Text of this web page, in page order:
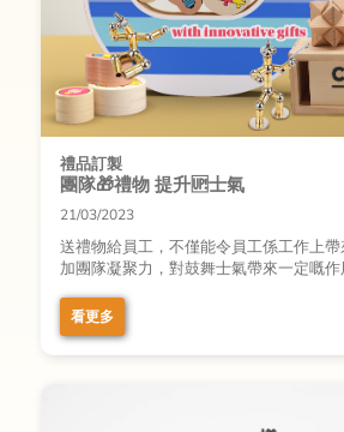
禮品訂製
團隊🎁禮物 提升🆙士氣
21/03/2023
送禮物給員工，不僅能令員工係工作上
加團隊凝聚力，對鼓舞士氣帶來一定嘅作
看更多